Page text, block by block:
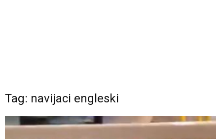
Tag: navijaci engleski